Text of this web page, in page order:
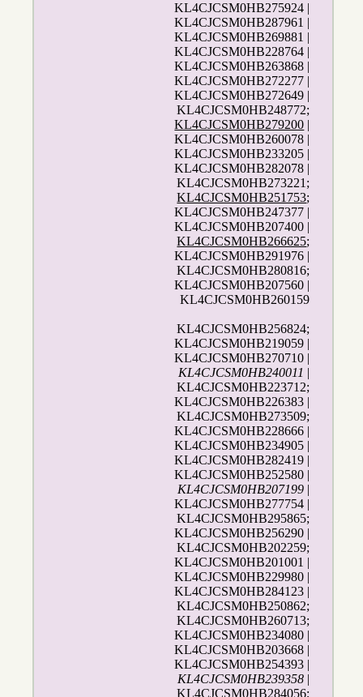
KL4CJCSM0HB275924 |
KL4CJCSM0HB287961 |
KL4CJCSM0HB269881 |
KL4CJCSM0HB228764 |
KL4CJCSM0HB263868 |
KL4CJCSM0HB272277 |
KL4CJCSM0HB272649 |
KL4CJCSM0HB248772;
KL4CJCSM0HB279200 |
KL4CJCSM0HB260078 |
KL4CJCSM0HB233205 |
KL4CJCSM0HB282078 |
KL4CJCSM0HB273221;
KL4CJCSM0HB251753;
KL4CJCSM0HB247377 |
KL4CJCSM0HB207400 |
KL4CJCSM0HB266625;
KL4CJCSM0HB291976 |
KL4CJCSM0HB280816;
KL4CJCSM0HB207560 |
KL4CJCSM0HB260159
KL4CJCSM0HB256824;
KL4CJCSM0HB219059 |
KL4CJCSM0HB270710 |
KL4CJCSM0HB240011 |
KL4CJCSM0HB223712;
KL4CJCSM0HB226383 |
KL4CJCSM0HB273509;
KL4CJCSM0HB228666 |
KL4CJCSM0HB234905 |
KL4CJCSM0HB282419 |
KL4CJCSM0HB252580 |
KL4CJCSM0HB207199 |
KL4CJCSM0HB277754 |
KL4CJCSM0HB295865;
KL4CJCSM0HB256290 |
KL4CJCSM0HB202259;
KL4CJCSM0HB201001 |
KL4CJCSM0HB229980 |
KL4CJCSM0HB284123 |
KL4CJCSM0HB250862;
KL4CJCSM0HB260713;
KL4CJCSM0HB234080 |
KL4CJCSM0HB203668 |
KL4CJCSM0HB254393 |
KL4CJCSM0HB239358 |
KL4CJCSM0HB284056;